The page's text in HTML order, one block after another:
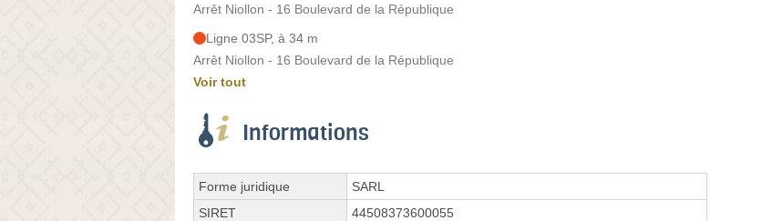
Arrêt Niollon - 16 Boulevard de la République
Ligne 03SP, à 34 m
Arrêt Niollon - 16 Boulevard de la République
Voir tout
Informations
Forme juridique
SARL
SIRET
44508373600055